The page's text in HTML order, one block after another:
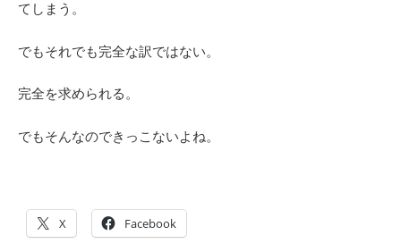
てしまう。
でもそれでも完全な訳ではない。
完全を求められる。
でもそんなのできっこないよね。
X Facebook